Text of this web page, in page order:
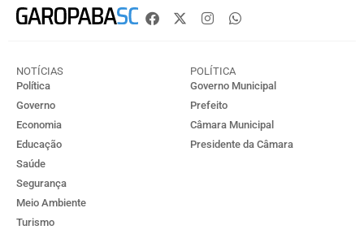
NOTÍCIAS
Política
Governo
Economia
Educação
Saúde
Segurança
Meio Ambiente
Turismo
POLÍTICA
Governo Municipal
Prefeito
Câmara Municipal
Presidente da Câmara